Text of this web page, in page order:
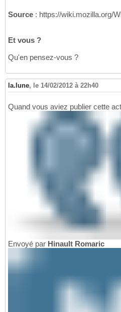
Source : https://wiki.mozilla.org/
Et vous ?
Qu'en pensez-vous ?
la.lune, le 14/02/2012 à 22h40
Quand vous aviez publier cette
Envoyé par Hinault Romaric